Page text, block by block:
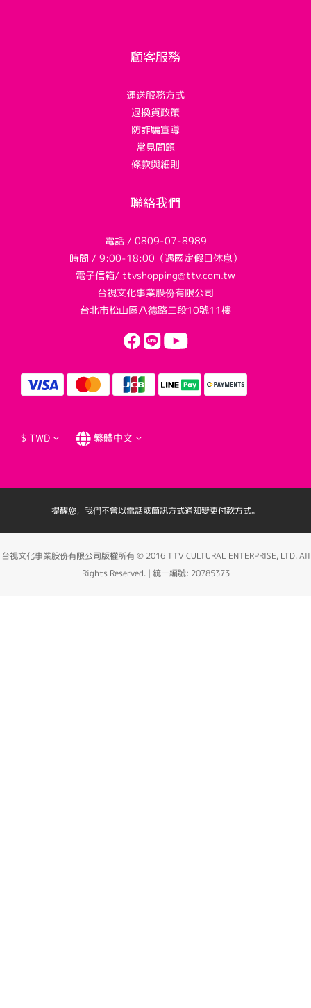
顧客服務
運送服務方式
退換貨政策
防詐騙宣導
常見問題
條款與細則
聯絡我們
電話 / 0809-07-8989
時間 / 9:00-18:00（遇國定假日休息）
電子信箱/ ttvshopping@ttv.com.tw
台視文化事業股份有限公司
台北市松山區八德路三段10號11樓
$ TWD 繁體中文
提醒您，我們不會以電話或簡訊方式通知變更付款方式。
台視文化事業股份有限公司版權所有 © 2016 TTV CULTURAL ENTERPRISE, LTD. All
Rights Reserved. | 統一編號: 20785373